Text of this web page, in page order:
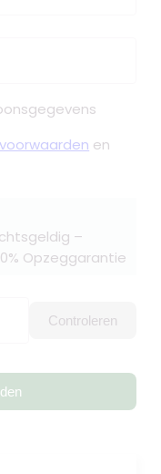
en
–
Opzeggarantie
Controleren